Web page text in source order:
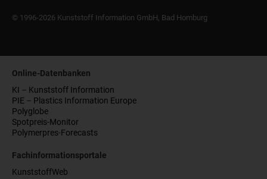
© 1996-2026 Kunststoff Information GmbH, Bad Homburg
Online-Datenbanken
KI – Kunststoff Information
PIE – Plastics Information Europe
Polyglobe
Spotpreis-Monitor
Polymerpres-Forecasts
Fachinformationsportale
KunststoffWeb